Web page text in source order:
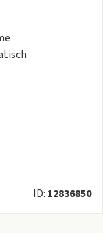
ID: 12836850